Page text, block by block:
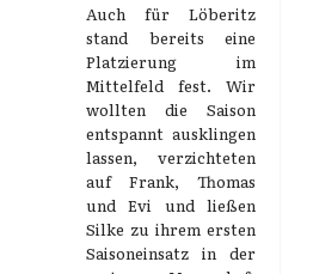
Auch für Löberitz
stand bereits eine
Platzierung im
Mittelfeld fest. Wir
wollten die Saison
entspannt ausklingen
lassen, verzichteten
auf Frank, Thomas
und Evi und ließen
Silke zu ihrem ersten
Saisoneinsatz in der